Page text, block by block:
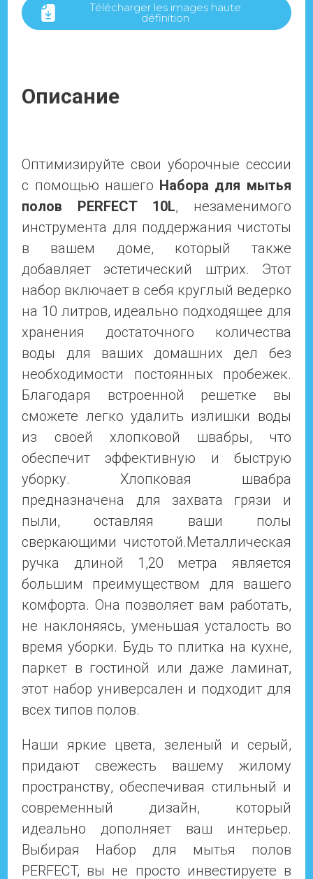
Télécharger les images haute
définition
Описание
Оптимизируйте свои уборочные сессии
с помощью нашего Набора для мытья
полов PERFECT 10L, незаменимого
инструмента для поддержания чистоты
в вашем доме, который также
добавляет эстетический штрих. Этот
набор включает в себя круглый ведерко
на 10 литров, идеально подходящее для
хранения достаточного количества
воды для ваших домашних дел без
необходимости постоянных пробежек.
Благодаря встроенной решетке вы
сможете легко удалить излишки воды
из своей хлопковой швабры, что
обеспечит эффективную и быструю
уборку. Хлопковая швабра
предназначена для захвата грязи и
пыли, оставляя ваши полы
сверкающими чистотой.Металлическая
ручка длиной 1,20 метра является
большим преимуществом для вашего
комфорта. Она позволяет вам работать,
не наклоняясь, уменьшая усталость во
время уборки. Будь то плитка на кухне,
паркет в гостиной или даже ламинат,
этот набор универсален и подходит для
всех типов полов.
Наши яркие цвета, зеленый и серый,
придают свежесть вашему жилому
пространству, обеспечивая стильный и
современный дизайн, который
идеально дополняет ваш интерьер.
Выбирая Набор для мытья полов
PERFECT, вы не просто инвестируете в